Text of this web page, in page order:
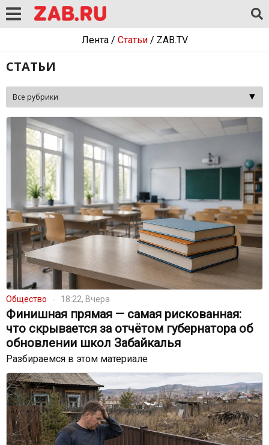
Лента/ Статьи/ ZAB.TV
СТАТЬИ
Общество 18:22, Вчера
Финишная прямая — самая рискованная:
что скрывается за отчётом губернатора об
обновлении школ Забайкалья
Разбираемся в этом материале